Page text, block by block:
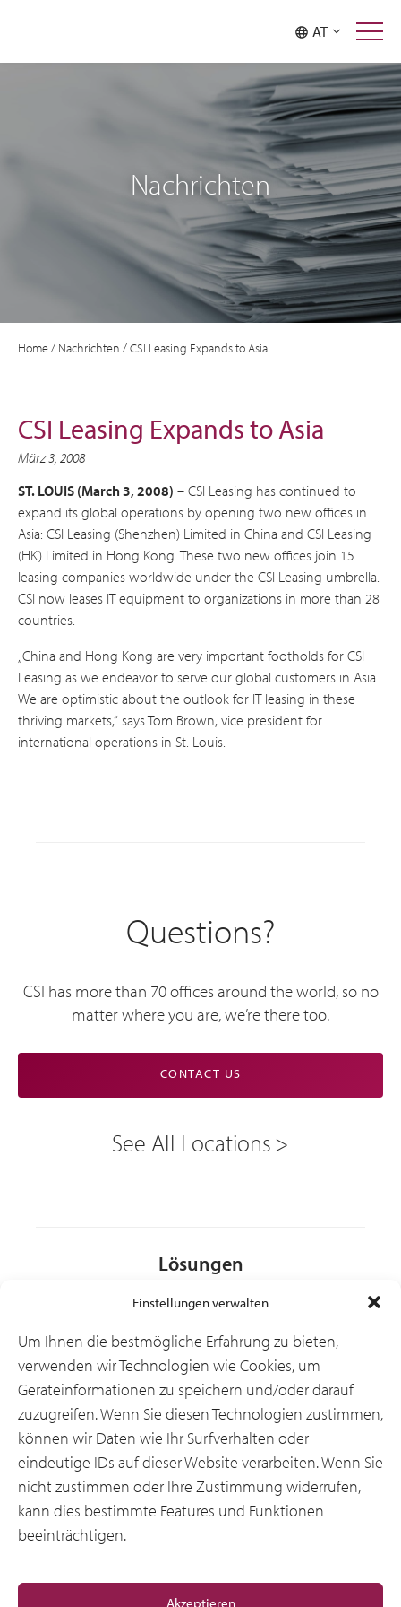
Einstellungen verwalten
Um Ihnen die bestmögliche Erfahrung zu bieten,
verwenden wir Technologien wie Cookies, um
Geräteinformationen zu speichern und/oder darauf
zuzugreifen. Wenn Sie diesen Technologien zustimmen,
können wir Daten wie Ihr Surfverhalten oder
eindeutige IDs auf dieser Website verarbeiten. Wenn Sie
nicht zustimmen oder Ihre Zustimmung widerrufen,
kann dies bestimmte Features und Funktionen
beeinträchtigen.
Akzeptieren
AT
Nachrichten
Home/ Nachrichten /CSI Leasing Expands to Asia
CSI Leasing Expands to Asia
März 3, 2008
ST. LOUIS (March 3, 2008) – CSI Leasing has continued to
expand its global operations by opening two new offices in
Asia: CSI Leasing (Shenzhen) Limited in China and CSI Leasing
(HK) Limited in Hong Kong. These two new offices join 15
leasing companies worldwide under the CSI Leasing umbrella.
CSI now leases IT equipment to organizations in more than 28
countries.
„China and Hong Kong are very important footholds for CSI
Leasing as we endeavor to serve our global customers in Asia.
We are optimistic about the outlook for IT leasing in these
thriving markets,“ says Tom Brown, vice president for
international operations in St. Louis.
Questions?
CSI has more than 70 offices around the world, so no
matter where you are, we’re there too.
CONTACT US
See All Locations
Lösungen
Branchen
Ressourcen
Über uns